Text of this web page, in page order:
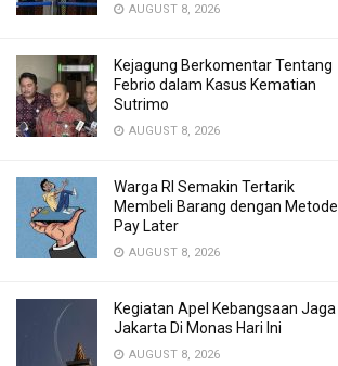
AUGUST 8, 2026
Kejagung Berkomentar Tentang
Febrio dalam Kasus Kematian
Sutrimo
AUGUST 8, 2026
Warga RI Semakin Tertarik
Membeli Barang dengan Metode
Pay Later
AUGUST 8, 2026
Kegiatan Apel Kebangsaan Jaga
Jakarta Di Monas Hari Ini
AUGUST 8, 2026